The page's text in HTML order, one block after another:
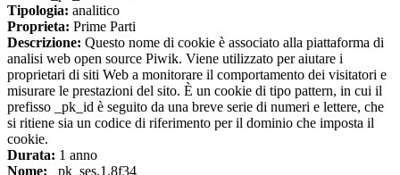
Tipologia: analitico
Proprieta: Prime Parti
Descrizione: Questo nome di cookie è associato alla piattaforma di
analisi web open source Piwik. Viene utilizzato per aiutare i
proprietari di siti Web a monitorare il comportamento dei visitatori e
misurare le prestazioni del sito. È un cookie di tipo pattern, in cui il
prefisso _pk_id è seguito da una breve serie di numeri e lettere, che
si ritiene sia un codice di riferimento per il dominio che imposta il
cookie.
Durata: 1 anno
Nome: _pk_ses.1.8f34